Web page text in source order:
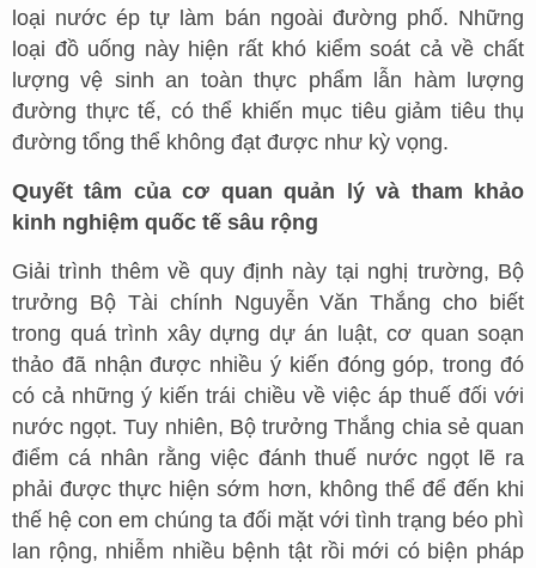
loại nước ép tự làm bán ngoài đường phố. Những
loại đồ uống này hiện rất khó kiểm soát cả về chất
lượng vệ sinh an toàn thực phẩm lẫn hàm lượng
đường thực tế, có thể khiến mục tiêu giảm tiêu thụ
đường tổng thể không đạt được như kỳ vọng.
Quyết tâm của cơ quan quản lý và tham khảo
kinh nghiệm quốc tế sâu rộng
Giải trình thêm về quy định này tại nghị trường, Bộ
trưởng Bộ Tài chính Nguyễn Văn Thắng cho biết
trong quá trình xây dựng dự án luật, cơ quan soạn
thảo đã nhận được nhiều ý kiến đóng góp, trong đó
có cả những ý kiến trái chiều về việc áp thuế đối với
nước ngọt. Tuy nhiên, Bộ trưởng Thắng chia sẻ quan
điểm cá nhân rằng việc đánh thuế nước ngọt lẽ ra
phải được thực hiện sớm hơn, không thể để đến khi
thế hệ con em chúng ta đối mặt với tình trạng béo phì
lan rộng, nhiễm nhiều bệnh tật rồi mới có biện pháp